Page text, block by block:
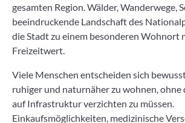
gesamten Region. Wälder, Wanderwege,
beeindruckende Landschaft des
die Stadt zu einem besonderen Wohnort
Freizeitwert.
Viele Menschen entscheiden sich
ruhiger und naturnäher zu wohnen,
auf Infrastruktur verzichten zu müssen.
Einkaufsmöglichkeiten, medizinische